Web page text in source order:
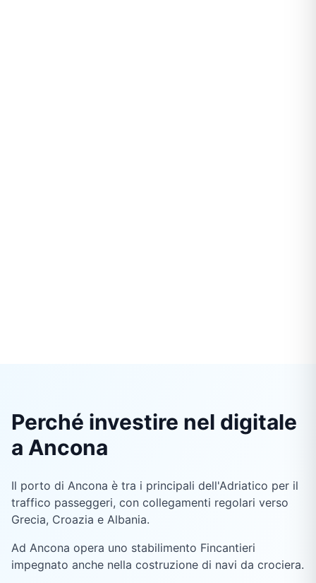
Perché investire nel digitale
a Ancona
Il porto di Ancona è tra i principali dell'Adriatico per il
traffico passeggeri, con collegamenti regolari verso
Grecia, Croazia e Albania.
Ad Ancona opera uno stabilimento Fincantieri
impegnato anche nella costruzione di navi da crociera.